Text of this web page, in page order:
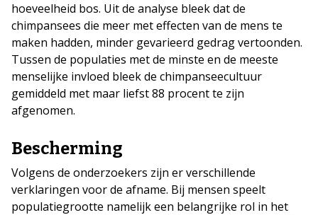
hoeveelheid bos. Uit de analyse bleek dat de
chimpansees die meer met effecten van de mens te
maken hadden, minder gevarieerd gedrag vertoonden.
Tussen de populaties met de minste en de meeste
menselijke invloed bleek de chimpanseecultuur
gemiddeld met maar liefst 88 procent te zijn
afgenomen.
Bescherming
Volgens de onderzoekers zijn er verschillende
verklaringen voor de afname. Bij mensen speelt
populatiegrootte namelijk een belangrijke rol in het